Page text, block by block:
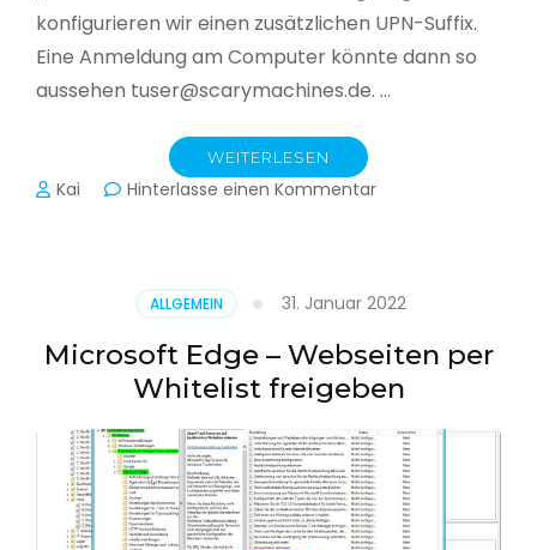
konfigurieren wir einen zusätzlichen UPN-Suffix.
Eine Anmeldung am Computer könnte dann so
aussehen tuser@scarymachines.de. …
WEITERLESEN
Kai Hinterlasse einen Kommentarzu
(UPN)
im
Active
Directory
ALLGEMEIN 31. Januar 2022
Microsoft Edge – Webseiten per
Whitelist freigeben